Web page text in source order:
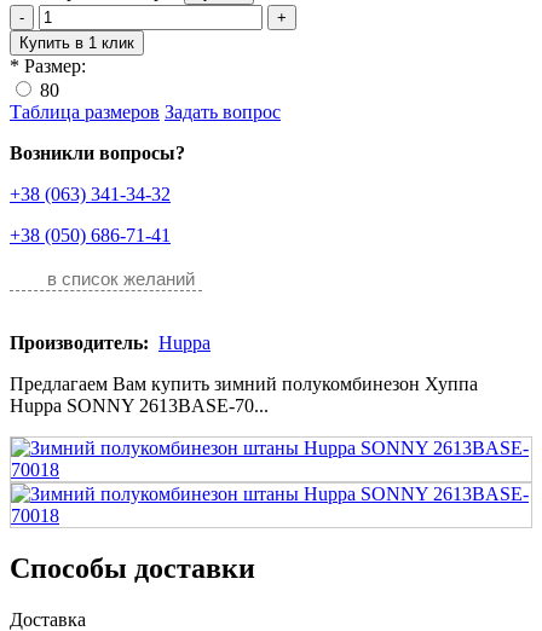
-
+
Купить в 1 клик
* Размер:
80
Таблица размеров Задать вопрос
Возникли вопросы?
+38 (063) 341-34-32
+38 (050) 686-71-41
в список желаний
Производитель: Huppa
Предлагаем Вам купить зимний полукомбинезон Хуппа
Huppa SONNY 2613BASE-70...
Способы доставки
Доставка